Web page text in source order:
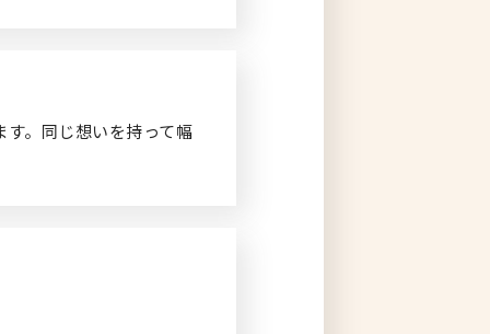
す。同じ想いを持って幅